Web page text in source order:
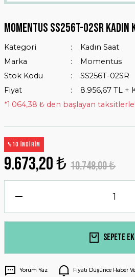
MOMENTUS SS256T-02SR KADIN
Kategori
Kadın Saat
Marka
Momentus
Stok Kodu
SS256T-02SR
Fiyat
8.956,67 TL +
*1.064,38 ₺ den başlayan taksitlerle!
%10 İNDİRİM
9.673,20 ₺ 10.748,00 ₺
Sepete
Yorum Yaz Fiyatı Düşünce Haber